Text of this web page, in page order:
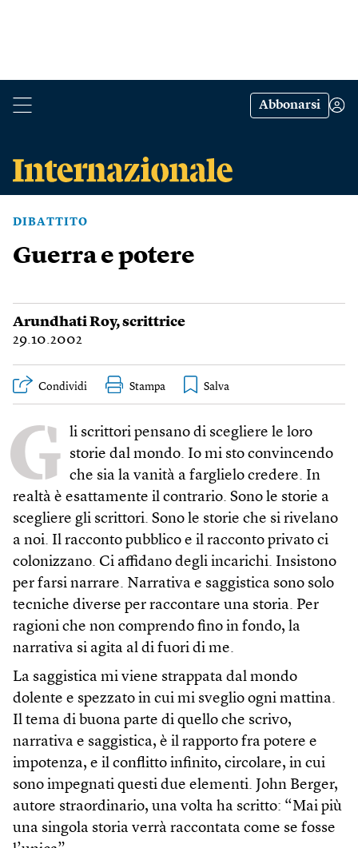
Abbonarsi
DIBATTITO
Guerra e potere
Arundhati Roy, scrittrice
29.10.2002
Condividi Stampa
G li scrittori pensano di scegliere le loro
storie dal mondo. Io mi sto convincendo
che sia la vanità a farglielo credere. In
realtà è esattamente il contrario. Sono le storie a
scegliere gli scrittori. Sono le storie che si rivelano
a noi. Il racconto pubblico e il racconto privato ci
colonizzano. Ci affidano degli incarichi. Insistono
per farsi narrare. Narrativa e saggistica sono solo
tecniche diverse per raccontare una storia. Per
ragioni che non comprendo fino in fondo, la
narrativa si agita al di fuori di me.
La saggistica mi viene strappata dal mondo
dolente e spezzato in cui mi sveglio ogni mattina.
Il tema di buona parte di quello che scrivo,
narrativa e saggistica, è il rapporto fra potere e
impotenza, e il conflitto infinito, circolare, in cui
sono impegnati questi due elementi. John Berger,
autore straordinario, una volta ha scritto: “Mai più
una singola storia verrà raccontata come se fosse